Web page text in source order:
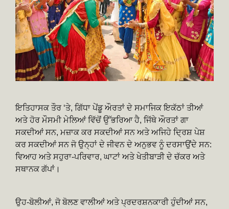
ਇਤਿਹਾਸਕ ਤੌਰ ‘ਤੇ, ਗਿੱਧਾ ਪੇਂਡੂ ਔਰਤਾਂ ਦੇ ਸਮਾਜਿਕ ਇਕੱਠਾਂ ਤੀਆਂ
ਅਤੇ ਹੋਰ ਮੌਸਮੀ ਮੇਲਿਆਂ ਵਿੱਚੋਂ ਉੱਭਰਿਆ ਹੈ, ਜਿੱਥੇ ਔਰਤਾਂ ਗਾ
ਸਕਦੀਆਂ ਸਨ, ਮਜ਼ਾਕ ਕਰ ਸਕਦੀਆਂ ਸਨ ਅਤੇ ਅਜਿਹੇ ਦ੍ਰਿਸ਼ ਪੇਸ਼
ਕਰ ਸਕਦੀਆਂ ਸਨ ਜੋ ਉਨ੍ਹਾਂ ਦੇ ਜੀਵਨ ਦੇ ਅਨੁਭਵ ਨੂੰ ਦਰਸਾਉਂਦੇ ਸਨ:
ਵਿਆਹ ਅਤੇ ਸਹੁਰਾ-ਪਰਿਵਾਰ, ਘਾਟਾਂ ਅਤੇ ਖੇਤੀਬਾੜੀ ਦੇ ਚੱਕਰ ਅਤੇ
ਸਥਾਨਕ ਗੱਪਾਂ।
ਉਹ-ਬੋਲੀਆਂ, ਜੋ ਬੋਲਣ ਵਾਲੀਆਂ ਅਤੇ ਪ੍ਰਦਰਸ਼ਨਕਾਰੀ ਹੁੰਦੀਆਂ ਸਨ,